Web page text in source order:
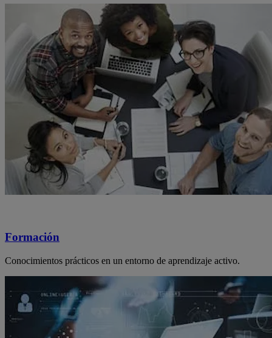
Formación
Conocimientos prácticos en un entorno de aprendizaje activo.